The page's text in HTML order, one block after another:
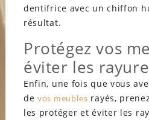
dentifrice avec un chiffon
résultat.
Protégez vos
éviter les
Enfin, une fois que vous
devos meubles rayés,
les protéger et éviter les